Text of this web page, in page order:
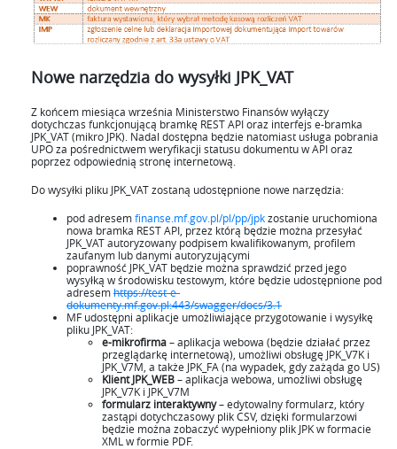
Nowe narzędzia do wysyłki JPK_VAT
Z końcem miesiąca września Ministerstwo Finansów wyłączy
dotychczas funkcjonującą bramkę REST API oraz interfejs e-bramka
JPK_VAT (mikro JPK). Nadal dostępna będzie natomiast usługa pobrania
UPO za pośrednictwem weryfikacji statusu dokumentu w API oraz
poprzez odpowiednią stronę internetową.
Do wysyłki pliku JPK_VAT zostaną udostępnione nowe narzędzia:
pod adresemfinanse.mf.gov.pl/pl/pp/jpkzostanie uruchomiona
nowa bramka REST API, przez którą będzie można przesyłać
JPK_VAT autoryzowany podpisem kwalifikowanym, profilem
zaufanym lub danymi autoryzującymi
poprawność JPK_VAT będzie można sprawdzić przed jego
wysyłką w środowisku testowym, które będzie udostępnione pod
adresemhttps://test-e-
dokumenty.mf.gov.pl:443/swagger/docs/3.1
MF udostępni aplikacje umożliwiające przygotowanie i wysyłkę
pliku JPK_VAT:
e-mikrofirma– aplikacja webowa (będzie działać przez
przeglądarkę internetową), umożliwi obsługę JPK_V7K i
JPK_V7M, a także JPK_FA (na wypadek, gdy zażąda go US)
Klient JPK_WEB– aplikacja webowa, umożliwi obsługę
JPK_V7K i JPK_V7M
formularz interaktywny– edytowalny formularz, który
zastąpi dotychczasowy plik CSV, dzięki formularzowi
będzie można zobaczyć wypełniony plik JPK w formacie
XML w formie PDF.